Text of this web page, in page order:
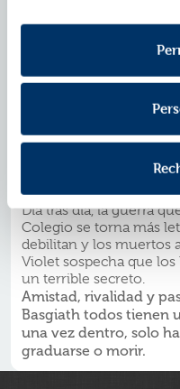
información consulta
Política de Privacidad.
Cuando eres más
con humanos débiles;
se le suma que, con
Violet con tal de
de ala más poderoso
asesinarían
comandante general.
aprovechar al máximo
Día tras día, la guerra
Colegio se torna más
debilitan y los muertos
Violet sospecha que
un terrible secreto.
Amistad, rivalidad y
Basgiath todos tienen
una vez dentro, solo
graduarse o morir.